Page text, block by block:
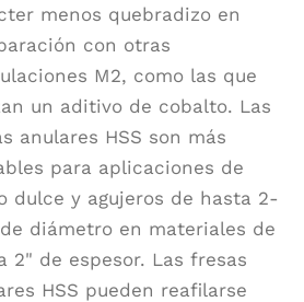
menos quebradizo en
con otras
M2, como las que
un aditivo de cobalto. Las
anulares HSS son más
para aplicaciones de
dulce y agujeros de hasta 2-
diámetro en materiales de
2" de espesor. Las fresas
HSS pueden reafilarse